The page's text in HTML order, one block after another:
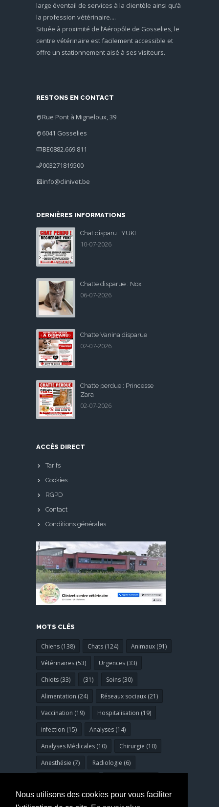
Nous utilisons des cookies pour vous faciliter
large éventail de services à la clientèle ainsi qu’à
la profession vétérinaire....
Située à proximité de l’Aéropôle de Gosselies, le
centre vétérinaire est facilement accessible et
offre un stationnement aisé à ses visiteurs.
RESTONS EN CONTACT
Rue Pont à Migneloux, 39
6041 Gosselies
BE0882.669.811
003271819500
info@clinivet.be
DERNIÈRES INFORMATIONS
Chat disparu : YUKI
10-07-2026
Chatte disparue : Nox
06-07-2026
Chatte Vanina disparue
02-07-2026
Chatte perdue : Princesse
Zara
02-07-2026
ACCÈS DIRECT
Tarifs
Cookies
RGPD
Contact
Conditions générales
MOTS CLÉS
Chiens (138) Chats (124)
Animaux (91)
Vétérinaires (53)
Urgences (33)
Chiots (33)
(31)
Soins (30)
Alimentation (24)
Réseaux sociaux (21)
Vaccination (19)
Hospitalisation (19)
infection (15)
Analyses (14)
Analyses Médicales (10)
Chirurgie (10)
Anesthésie (7)
Radiologie (6)